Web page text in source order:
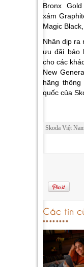
Bronx
xám
Magic
Nhân dịp ra
ưu đãi bảo
cho các
New
hãng
quốc của
Skoda Việt
Các tin